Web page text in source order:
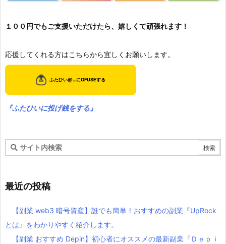
１００円でもご支援いただけたら、嬉しくて頑張れます！
応援してくれる方はこちらから宜しくお願いします。
『ふたひいに投げ銭をする』
最近の投稿
【副業 web3 暗号資産】誰でも簡単！おすすめの副業『UpRock
とは』をわかりやすく紹介します。
【副業 おすすめ Depin】初心者にオススメの最新副業『Ｄｅｐｉ